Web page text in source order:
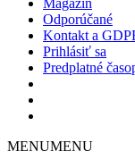
Magazín
Odporúčané
Kontakt a
Prihlásiť sa
Predplatné
MENUMENU